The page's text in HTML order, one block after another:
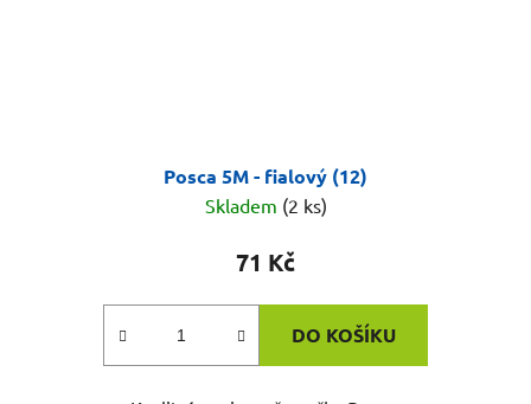
Posca 5M - fialový (12)
Skladem (2 ks)
71 Kč
DO KOŠÍKU